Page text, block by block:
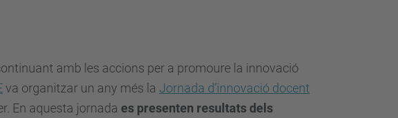
amb les accions per a promoure la innovació
va organitzar un any més la Jornada d’innovació docent
En aquesta jornada es presenten resultats dels